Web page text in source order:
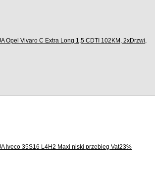
Opel Vivaro C Extra Long 1,5 CDTI 102KM, 2xDrzwi,
Iveco 35S16 L4H2 Maxi niski przebieg Vat23%